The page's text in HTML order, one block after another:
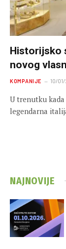
Historijsko
novog
KOMPANIJE 10/
U trenutku
legendarna
NAJNOVIJE